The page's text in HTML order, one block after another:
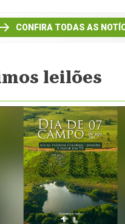
CONFIRA TODAS AS
leilões